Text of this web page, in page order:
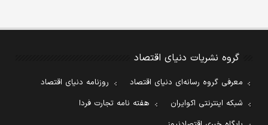
گروه نشریات دنیای اقتصاد
معرفی گروه رسانه‌ای دنیای اقتصاد
روزنامه دنیای اقتصاد
شبکه اینترنتی اکوایران
هفته نامه تجارت فردا